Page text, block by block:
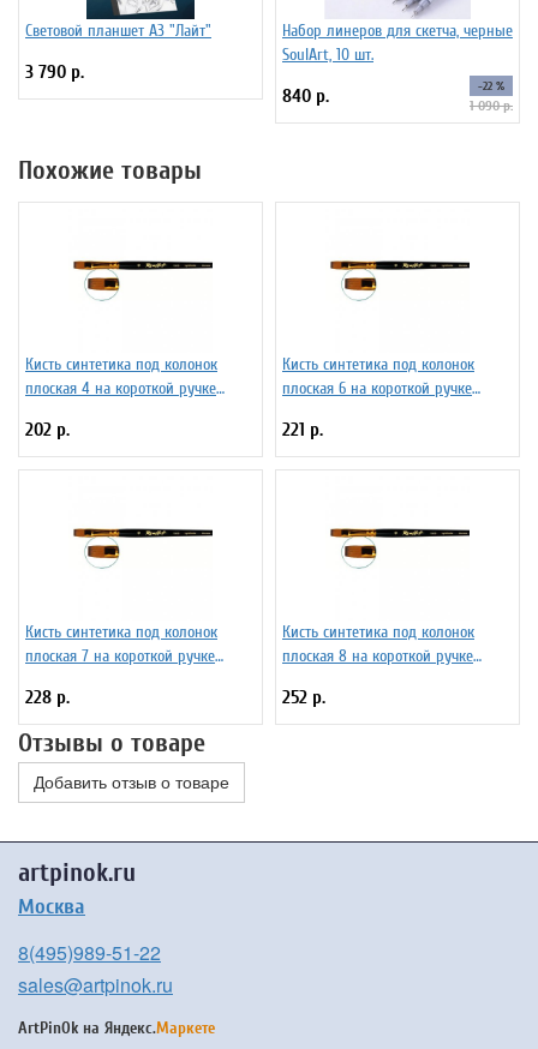
Световой планшет А3 "Лайт"
3 790 р.
Набор линеров для скетча, черные
SoulArt, 10 шт.
840 р. -22 %
1 090 р.
Похожие товары
Кисть синтетика под колонок
плоская 4 на короткой ручке
202 р.
Кисть синтетика под колонок
плоская 6 на короткой ручке
221 р.
Кисть синтетика под колонок
плоская 7 на короткой ручке
228 р.
Кисть синтетика под колонок
плоская 8 на короткой ручке
252 р.
Отзывы о товаре
Добавить отзыв о товаре
artpinok.ru
Москва
8(495)989-51-22
sales@artpinok.ru
ArtPinOk на Яндекс.Маркете